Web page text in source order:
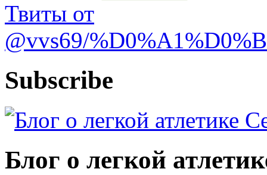
Твиты от
@vvs69/
Subscribe
Блог о легкой